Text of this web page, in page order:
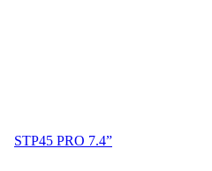
STP45 PRO 7.4”